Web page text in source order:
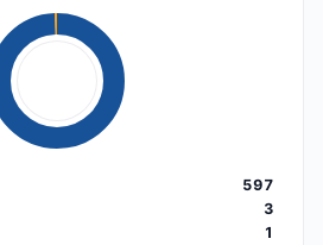
597
3
1